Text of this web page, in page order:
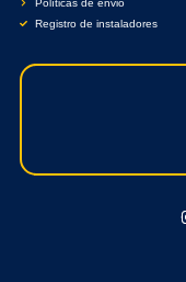
Políticas de envió
Registro de instaladores